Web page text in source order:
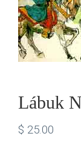
CONTACT
US
Lábuk
$ 25.00